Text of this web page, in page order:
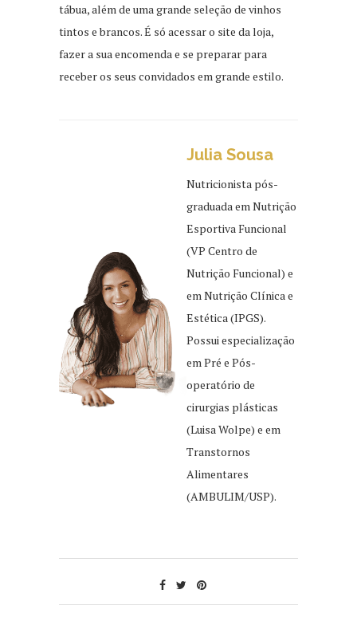
tábua, além de uma grande seleção de vinhos
tintos e brancos. É só acessar o site da loja,
fazer a sua encomenda e se preparar para
receber os seus convidados em grande estilo.
Julia Sousa
Nutricionista pós-
graduada em Nutrição
Esportiva Funcional
(VP Centro de
Nutrição Funcional) e
em Nutrição Clínica e
Estética (IPGS).
Possui especialização
em Pré e Pós-
operatório de
cirurgias plásticas
(Luisa Wolpe) e em
Transtornos
Alimentares
(AMBULIM/USP).